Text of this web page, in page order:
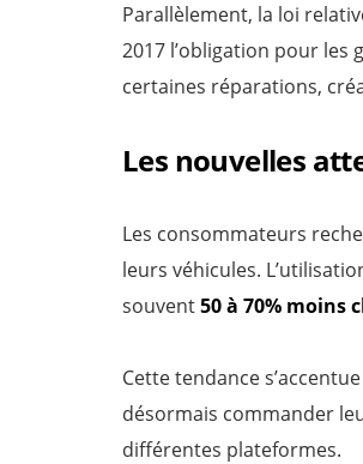
Parallèlement, la loi
2017 l’obligation pour les
certaines réparations,
Les nouvelles
Les consommateurs
leurs véhicules.
souvent50 à 70% moins
Cette tendance
désormais commander
différentes plateformes.